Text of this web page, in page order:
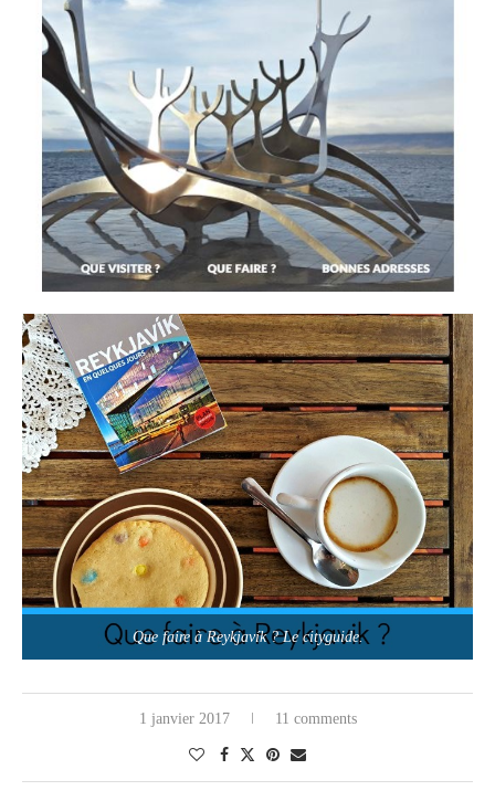
Que faire à Reykjavík ? Le cityguide.
1 janvier 2017 11 comments